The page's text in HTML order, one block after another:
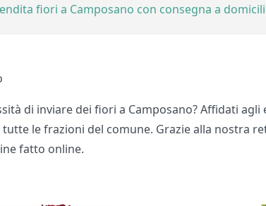
fiori a Camposano con consegna a
di inviare dei fiori a Camposano? Affidati
le frazioni del comune. Grazie alla nostra
fatto online.